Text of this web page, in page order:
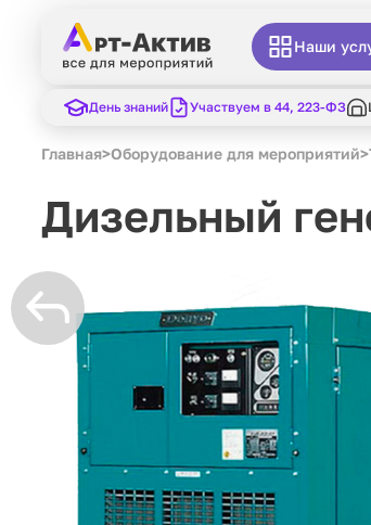
Наши
День знаний Участвуем в 44, 223-ФЗ
Главная>Оборудование для мероприятий>
Дизельный